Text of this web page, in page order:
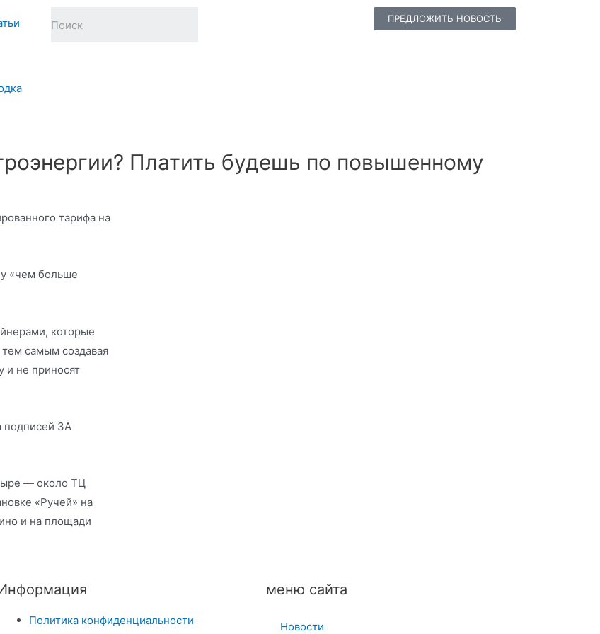
ПРЕДЛОЖИТЬ НОВОСТЬ
Платить будешь по повышенному
тарифа на
«чем больше
которые
самым создавая
и не приносят
подписей ЗА
— около ТЦ
«Ручей» на
и на площади
Политика конфиденциальности
меню сайта
Новости